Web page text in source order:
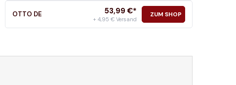
OTTO DE 53,99 €*
+ 4,95 € Versand
ZUM SHOP